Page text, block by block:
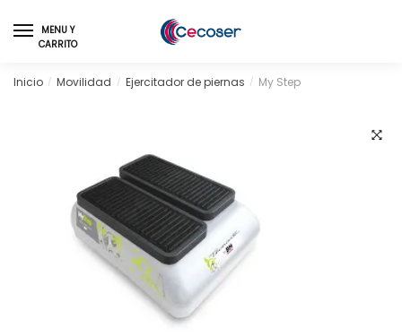
to
navigation
to
content
MENU Y
CARRITO
Inicio / Movilidad / Ejercitador de piernas / My Step